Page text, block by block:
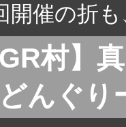
開催の折
GR村】
どんぐ